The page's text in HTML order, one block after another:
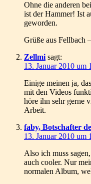
Ohne die anderen
ist der Hammer! Ist
geworden.
Grüße aus Fellbach
Zellmi sagt:
13. Januar 2010 um
Einige meinen ja,
mit den Videos
höre ihn sehr gerne
Arbeit.
faby, Botschafter
13. Januar 2010 um
Also ich muss
auch cooler. Nur
normalen Album,